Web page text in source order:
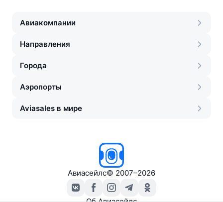
Авиакомпании
Направления
Города
Аэропорты
Aviasales в мире
Авиасейлс© 2007–2026